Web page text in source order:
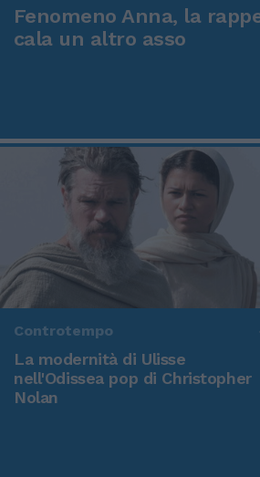
Fenomeno Anna, la
cala un altro asso
Controtempo
La modernità di Ulisse
nell'Odissea pop di Christopher
Nolan